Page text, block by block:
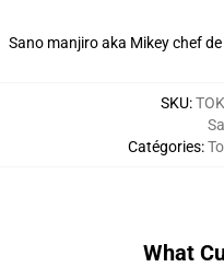
Sano manjiro aka Mikey chef
SKU:
Catégories:
What